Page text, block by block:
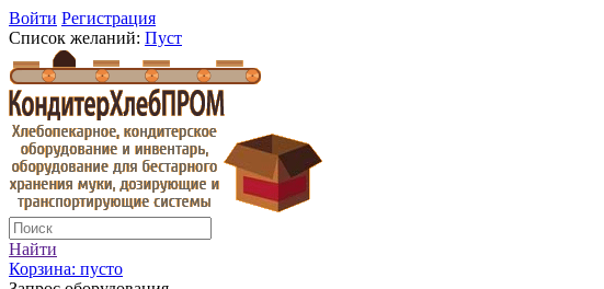
Войти Регистрация
Список желаний: Пуст
Найти
Корзина: пусто